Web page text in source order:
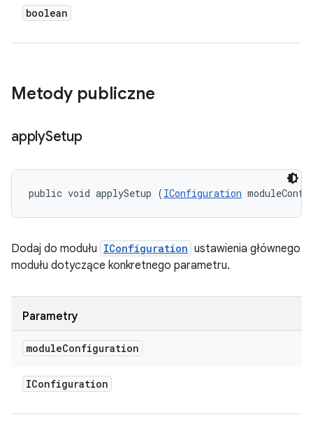
boolean
Metody publiczne
applySetup
public void applySetup (IConfiguration
Dodaj do modułu IConfiguration ustawienia głównego
modułu dotyczące konkretnego parametru.
Parametry
moduleConfiguration
IConfiguration